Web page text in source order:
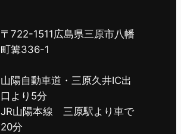
〒722-1511広島県三原市八幡
町篝336-1
山陽自動車道・三原久井IC出
口より5分
JR山陽本線 三原駅より車で
20分